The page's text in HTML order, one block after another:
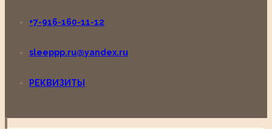
+7-916-160-11-12
sleeppp.ru@yandex.ru
РЕКВИЗИТЫ